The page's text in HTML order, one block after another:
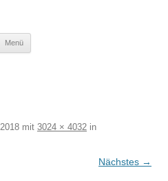
Menü
mit 3024 × 4032 in
Nächstes →